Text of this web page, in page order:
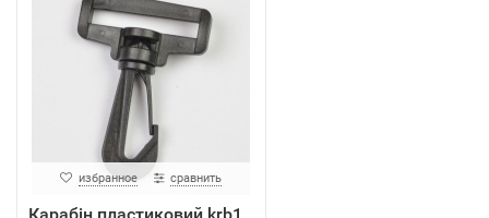
избранное сравнить